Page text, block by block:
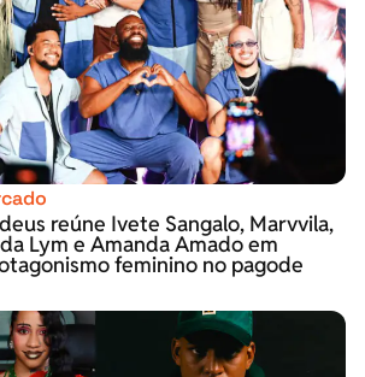
reúne Ivete Sangalo, Marvvila,
Lym e Amanda Amado em
feminino no pagode